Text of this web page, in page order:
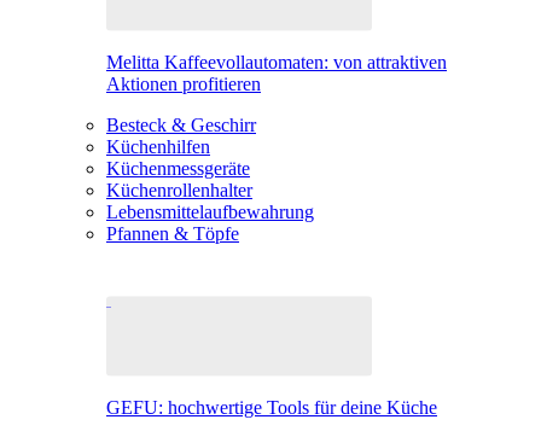
Melitta Kaffeevollautomaten: von attraktiven
Aktionen profitieren
Besteck & Geschirr
Küchenhilfen
Küchenmessgeräte
Küchenrollenhalter
Lebensmittelaufbewahrung
Pfannen & Töpfe
GEFU: hochwertige Tools für deine Küche